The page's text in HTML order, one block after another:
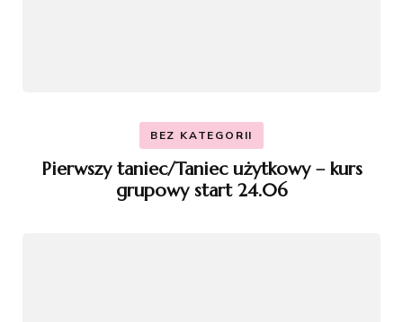
BEZ KATEGORII
Pierwszy taniec/Taniec użytkowy – kurs
grupowy start 24.06